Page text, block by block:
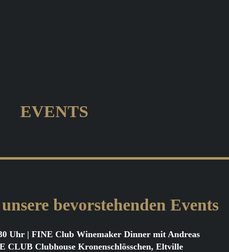
EVENTS
bevorstehenden Events
Uhr | FINE Club Winemaker Dinner mit Andreas
Clubhouse Kronenschlösschen, Eltville